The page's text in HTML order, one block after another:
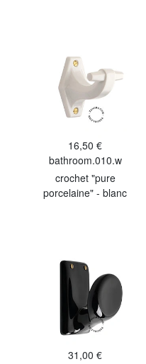
16,50 €
bathroom.010.w
crochet "pure
porcelaine" - blanc
31,00 €